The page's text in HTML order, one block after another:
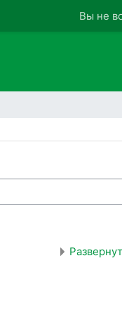
Вы не